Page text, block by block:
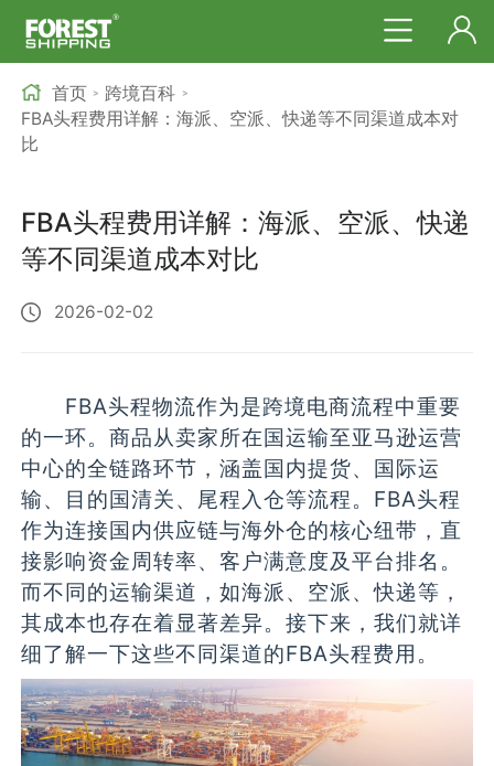
首页 > 跨境百科 >
FBA头程费用详解：海派、空派、快递等不同渠道成本对
比
FBA头程费用详解：海派、空派、快递
等不同渠道成本对比
2026-02-02
FBA头程物流作为是跨境电商流程中重要
的一环。商品从卖家所在国运输至亚马逊运营
中心的全链路环节，涵盖国内提货、国际运
输、目的国清关、尾程入仓等流程。FBA头程
作为连接国内供应链与海外仓的核心纽带，直
接影响资金周转率、客户满意度及平台排名。
而不同的运输渠道，如海派、空派、快递等，
其成本也存在着显著差异。接下来，我们就详
细了解一下这些不同渠道的FBA头程费用。